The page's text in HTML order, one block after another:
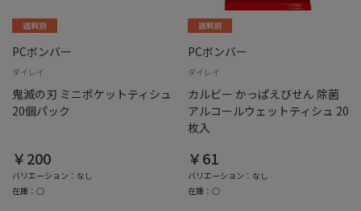
PCボンバー
ダイレイ
鬼滅の刃 ミニポケットティシュ
20個パック
￥200
バリエーション：なし
在庫：○
PCボンバー
ダイレイ
カルビー かっぱえびせん 除菌
アルコールウェットティシュ 20
枚入
￥61
バリエーション：なし
在庫：○